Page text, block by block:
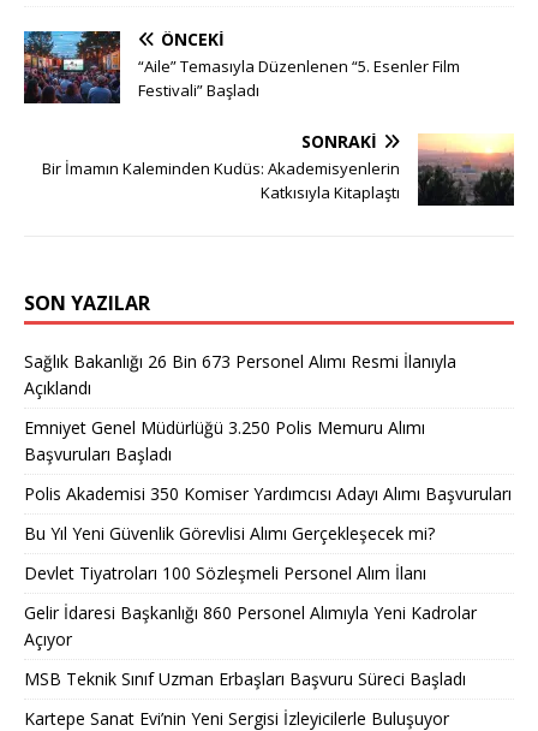
ÖNCEKI
“Aile” Temasıyla Düzenlenen “5. Esenler Film
Festivali” Başladı
SONRAKI
Bir İmamın Kaleminden Kudüs: Akademisyenlerin
Katkısıyla Kitaplaştı
SON YAZILAR
Sağlık Bakanlığı 26 Bin 673 Personel Alımı Resmi İlanıyla
Açıklandı
Emniyet Genel Müdürlüğü 3.250 Polis Memuru Alımı
Başvuruları Başladı
Polis Akademisi 350 Komiser Yardımcısı Adayı Alımı Başvuruları
Bu Yıl Yeni Güvenlik Görevlisi Alımı Gerçekleşecek mi?
Devlet Tiyatroları 100 Sözleşmeli Personel Alım İlanı
Gelir İdaresi Başkanlığı 860 Personel Alımıyla Yeni Kadrolar
Açıyor
MSB Teknik Sınıf Uzman Erbaşları Başvuru Süreci Başladı
Kartepe Sanat Evi’nin Yeni Sergisi İzleyicilerle Buluşuyor